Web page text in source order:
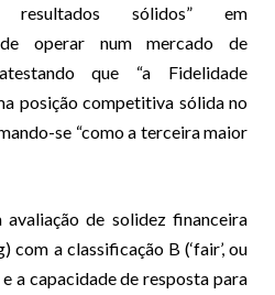
sólidos” em
de operar num mercado de
que “a Fidelidade
posição competitiva sólida no
se “como a terceira maior
de solidez financeira
com a classificação B (‘fair’, ou
a capacidade de resposta para